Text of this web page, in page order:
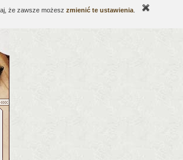
że zawsze możesz zmienić te ustawienia